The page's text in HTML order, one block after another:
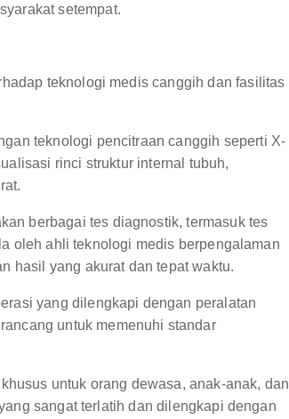
setempat.
teknologi medis canggih dan fasilitas
teknologi pencitraan canggih seperti X-
rinci struktur internal tubuh,
berbagai tes diagnostik, termasuk tes
oleh ahli teknologi medis berpengalaman
hasil yang akurat dan tepat waktu.
yang dilengkapi dengan peralatan
untuk memenuhi standar
untuk orang dewasa, anak-anak, dan
sangat terlatih dan dilengkapi dengan